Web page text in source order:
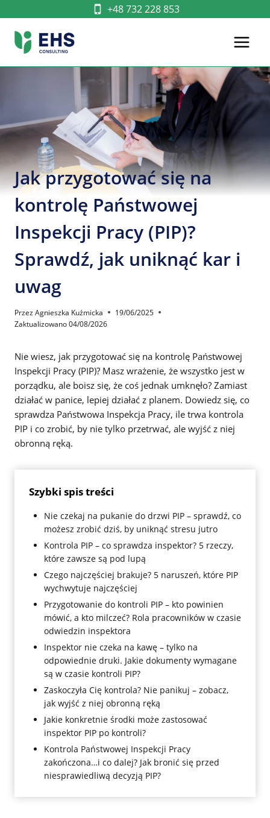
do
treści
+48 732 228 853
Jak przygotować się na
kontrolę Państwowej
Inspekcji Pracy (PIP)?
Sprawdź, jak uniknąć kar i
uwag
PrzezAgnieszka Kuźmicka
19/06/2025
Zaktualizowano04/08/2026
Nie wiesz, jak przygotować się na kontrolę Państwowej
Inspekcji Pracy (PIP)? Masz wrażenie, że wszystko jest w
porządku, ale boisz się, że coś jednak umknęło? Zamiast
działać w panice, lepiej działać z planem. Dowiedz się, co
sprawdza Państwowa Inspekcja Pracy, ile trwa kontrola
PIP i co zrobić, by nie tylko przetrwać, ale wyjść z niej
obronną ręką.
Szybki spis treści
Nie czekaj na pukanie do drzwi PIP – sprawdź, co
możesz zrobić dziś, by uniknąć stresu jutro
Kontrola PIP – co sprawdza inspektor? 5 rzeczy,
które zawsze są pod lupą
Czego najczęściej brakuje? 5 naruszeń, które PIP
wychwytuje najczęściej
Przygotowanie do kontroli PIP – kto powinien
mówić, a kto milczeć? Rola pracowników w czasie
odwiedzin inspektora
Inspektor nie czeka na kawę – tylko na
odpowiednie druki. Jakie dokumenty wymagane
są w czasie kontroli PIP?
Zaskoczyła Cię kontrola? Nie panikuj – zobacz,
jak wyjść z niej obronną ręką
Jakie konkretnie środki może zastosować
inspektor PIP po kontroli?
Kontrola Państwowej Inspekcji Pracy
zakończona…i co dalej? Jak bronić się przed
niesprawiedliwą decyzją PIP?